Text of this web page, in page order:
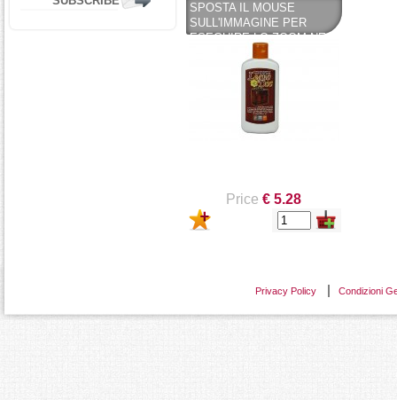
SPOSTA IL MOUSE
SULL'IMMAGINE PER
ESEGUIRE LO ZOOM NE
HAI UNO DA VENDERE?
VENDINE UNO UGUALE
DETTAGLI SU CREMA
DETERGENTE NUTRIENTE
PER LEGNO A BASE DI
CERA D'API- LEGNO DOC
Price € 5.28
Privacy Policy Condizioni